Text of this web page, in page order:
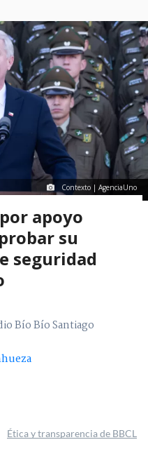
Contexto | AgenciaUno
apoyo
su
seguridad
Bío Bío Santiago
Ética y transparencia de BBCL